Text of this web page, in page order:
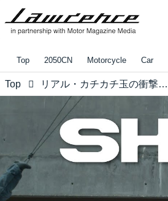
Top 2050CN Motorcycle Car
Top リアル・カチカチ玉の衝撃！ヘルメットボーイズ大実験 by SHARK HELMETS